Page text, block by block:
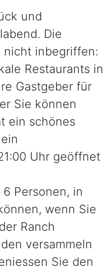
und
Die
nicht inbegriffen:
Restaurants in
Gastgeber für
Sie können
ein schönes
Uhr geöffnet
Personen, in
wenn Sie
Ranch
versammeln
Sie den